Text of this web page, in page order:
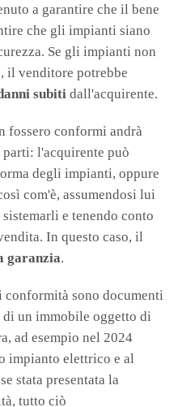
a garantire che il bene
che gli impianti siano
Se gli impianti non
il venditore potrebbe
subiti dall'acquirente.
fossero conformi andrà
l'acquirente può
degli impianti, oppure
com'è, assumendosi lui
e tenendo conto
In questo caso, il
garanzia.
sono documenti
un immobile oggetto di
ad esempio nel 2024
impianto elettrico e al
stata presentata la
tutto ciò